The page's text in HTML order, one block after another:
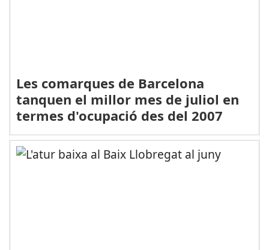
Les comarques de Barcelona
tanquen el millor mes de juliol en
termes d'ocupació des del 2007